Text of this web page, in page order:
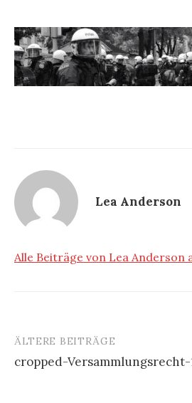
Lea Anderson
Alle Beiträge von Lea Anderson
Beitragsnavigation
ÄLTERE BEITRÄGE
cropped-Versammlungsrecht-